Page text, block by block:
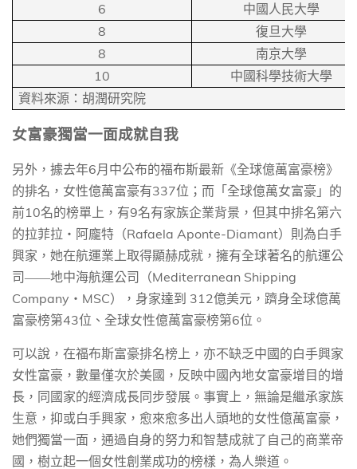
6 中國人民大學
8 復旦大學
8 南京大學
10
中國科學技術大學
資料來源：胡潤研究院
女富豪獨當一面成就自我
另外，據去年6月中公布的福布斯最新《全球億萬富豪榜》
的排名，女性億萬富豪有337位；而「全球億萬女富豪」的
前10名的榜單上，有9名有家族企業背景，但其中排名第六
的拉菲拉‧阿龐特（Rafaela Aponte-Diamant）則為白手
興家，她在航運業上取得顯赫成就，擁有全球著名的航運公
司——地中海航運公司（Mediterranean Shipping
Company ‧ MSC），身家達到 312億美元，躋身全球億萬
富豪榜第43位、全球女性億萬富豪榜第6位。
可以說，在福布斯富豪排名榜上，亦不缺乏中國的白手興家
女性富豪，數量僅次於美國，反映中國內地女富豪增目的增
長，同國家的經濟成長同步發展。事實上，無論是繼承家族
生意，抑或白手興家，愈來愈多出人頭地的女性億萬富豪，
她們獨當一面，通過自身的努力和智慧成就了自己的商業帝
國，樹立起一個女性創業成功的榜樣，為人樂道。